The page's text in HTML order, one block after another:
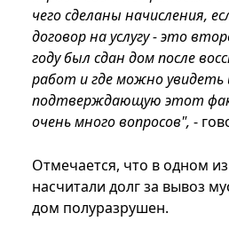
чего сделаны начисления,
договор на услугу - это
году был сдан дом после
работ и где можно увидеть
подтверждающую этот
очень много вопросов", -
Отмечается, что в одном
насчитали долг за вывоз
дом полуразрушен.